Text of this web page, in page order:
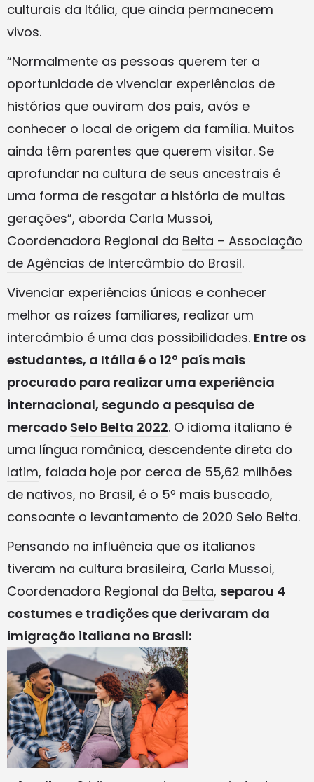
culturais da Itália, que ainda permanecem
vivos.
“Normalmente as pessoas querem ter a
oportunidade de vivenciar experiências de
histórias que ouviram dos pais, avós e
conhecer o local de origem da família. Muitos
ainda têm parentes que querem visitar. Se
aprofundar na cultura de seus ancestrais é
uma forma de resgatar a história de muitas
gerações”, aborda Carla Mussoi,
Coordenadora Regional da Belta – Associação
de Agências de Intercâmbio do Brasil.
Vivenciar experiências únicas e conhecer
melhor as raízes familiares, realizar um
intercâmbio é uma das possibilidades. Entre os
estudantes, a Itália é o 12º país mais
procurado para realizar uma experiência
internacional, segundo a pesquisa de
mercado Selo Belta 2022. O idioma italiano é
uma língua românica, descendente direta do
latim, falada hoje por cerca de 55,62 milhões
de nativos, no Brasil, é o 5º mais buscado,
consoante o levantamento de 2020 Selo Belta.
Pensando na influência que os italianos
tiveram na cultura brasileira, Carla Mussoi,
Coordenadora Regional da Belta, separou 4
costumes e tradições que derivaram da
imigração italiana no Brasil: